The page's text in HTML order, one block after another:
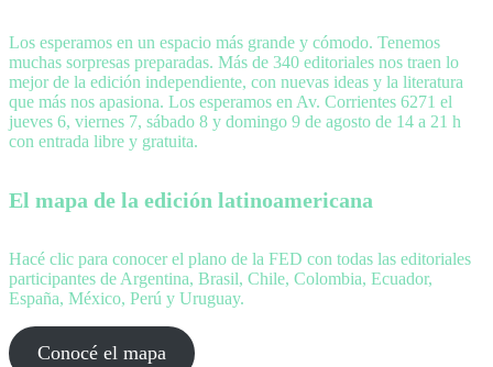
Los esperamos en un espacio más grande y cómodo. Tenemos
muchas sorpresas preparadas. Más de 340 editoriales nos traen lo
mejor de la edición independiente, con nuevas ideas y la literatura
que más nos apasiona. Los esperamos en Av. Corrientes 6271 el
jueves 6, viernes 7, sábado 8 y domingo 9 de agosto de 14 a 21 h
con entrada libre y gratuita.
El mapa de la edición latinoamericana
Hacé clic para conocer el plano de la FED con todas las editoriales
participantes de Argentina, Brasil, Chile, Colombia, Ecuador,
España, México, Perú y Uruguay.
Conocé el mapa